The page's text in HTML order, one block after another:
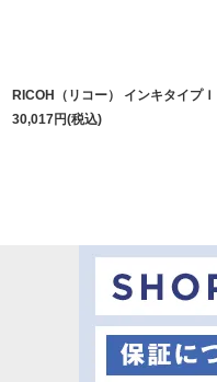
RICOH（リコー） インキタイプ
30,017円(税込)